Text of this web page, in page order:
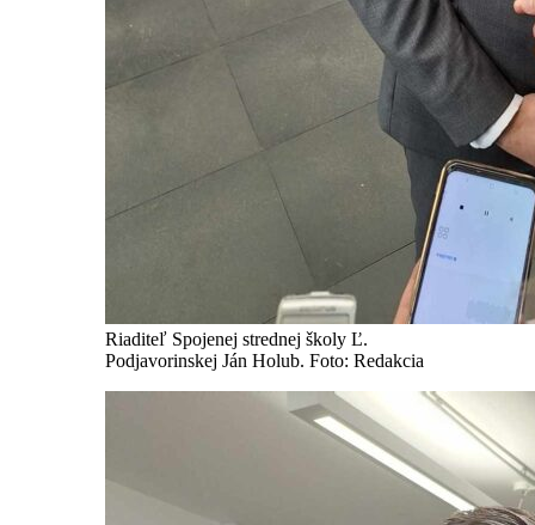
Riaditeľ Spojenej strednej školy Ľ.
Podjavorinskej Ján Holub. Foto: Redakcia